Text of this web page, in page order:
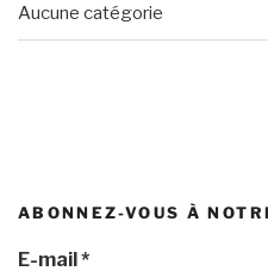
Aucune catégorie
ABONNEZ-VOUS À
E-mail*